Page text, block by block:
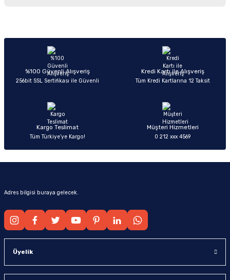
Ürün açıklamasında eksik bilgiler bulunuyor.
Ürün bilgilerinde hatalar bulunuyor.
Ürün fiyatı diğer sitelerden daha pahalı.
Sitemize ilk yorumu siz yapın!
%100 Güvenli Alışveriş
256bit SSL Sertifikası ile Güvenli
Kredi Kartı ile Alışveriş
Tüm Kredi Kartlarına 12 Taksit
Kargo Teslimat
Tüm Türkiye’ye Kargo!
Müşteri Hizmetleri
0 212 xxx 4569
Adres bilgisi buraya gelecek.
Üyelik